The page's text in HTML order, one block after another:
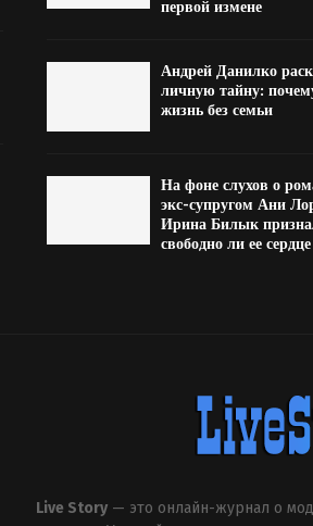
первой измене
Андрей Данилко
личную тайну:
жизнь без семьи
На фоне слухов о
экс-супругом Ани
Ирина Билык
свободно ли ее сердце
Live Story— это онлайн-журнал о